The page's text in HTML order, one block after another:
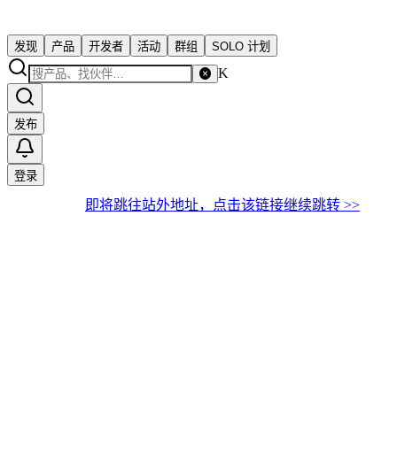
发现 产品 开发者 活动 群组 SOLO 计划
K
发布
登录
即将跳往站外地址，点击该链接继续跳转 >>